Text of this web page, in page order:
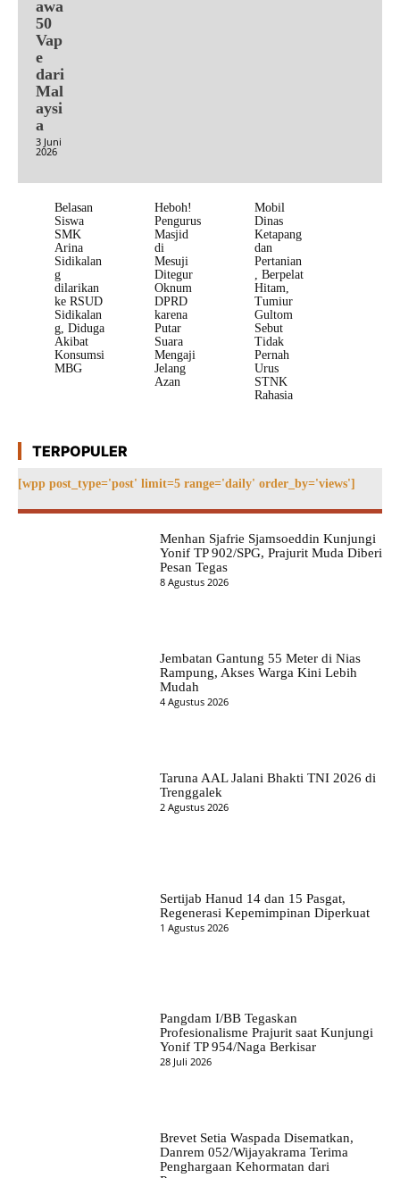
awa
50
Vap
e
dari
Mal
aysi
a
3 Juni
2026
Belasan
Siswa
SMK
Arina
Sidikalan
g
dilarikan
ke RSUD
Sidikalan
g, Diduga
Akibat
Konsumsi
MBG
Heboh!
Pengurus
Masjid
di
Mesuji
Ditegur
Oknum
DPRD
karena
Putar
Suara
Mengaji
Jelang
Azan
Mobil
Dinas
Ketapang
dan
Pertanian
, Berpelat
Hitam,
Tumiur
Gultom
Sebut
Tidak
Pernah
Urus
STNK
Rahasia
TERPOPULER
[wpp post_type='post' limit=5 range='daily' order_by='views']
Menhan Sjafrie Sjamsoeddin Kunjungi
Yonif TP 902/SPG, Prajurit Muda Diberi
Pesan Tegas
8 Agustus 2026
Jembatan Gantung 55 Meter di Nias
Rampung, Akses Warga Kini Lebih
Mudah
4 Agustus 2026
Taruna AAL Jalani Bhakti TNI 2026 di
Trenggalek
2 Agustus 2026
Sertijab Hanud 14 dan 15 Pasgat,
Regenerasi Kepemimpinan Diperkuat
1 Agustus 2026
Pangdam I/BB Tegaskan
Profesionalisme Prajurit saat Kunjungi
Yonif TP 954/Naga Berkisar
28 Juli 2026
Brevet Setia Waspada Disematkan,
Danrem 052/Wijayakrama Terima
Penghargaan Kehormatan dari